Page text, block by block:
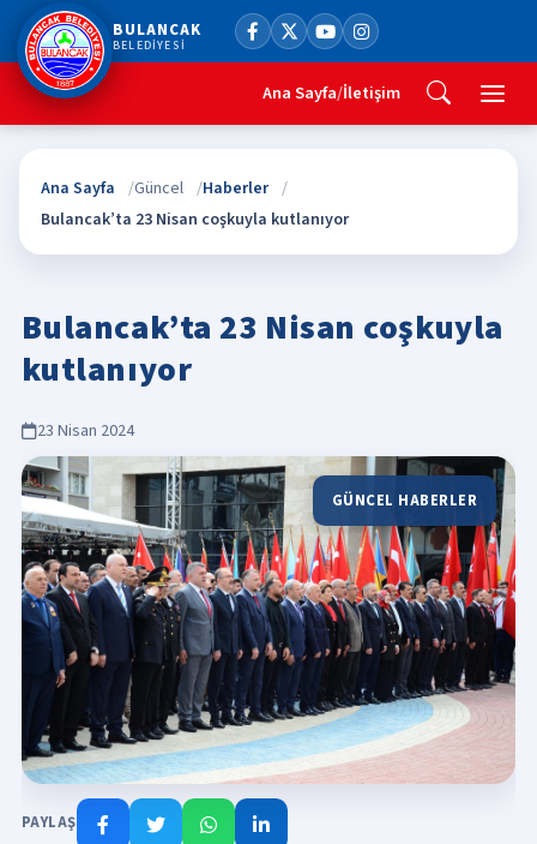
BULANCAK
BELEDİYESİ
Ana Sayfa/İletişim
Ana Sayfa Güncel
Haberler
Bulancak’ta 23 Nisan coşkuyla kutlanıyor
Bulancak’ta 23 Nisan coşkuyla
kutlanıyor
23 Nisan 2024
GÜNCEL HABERLER
PAYLAŞ